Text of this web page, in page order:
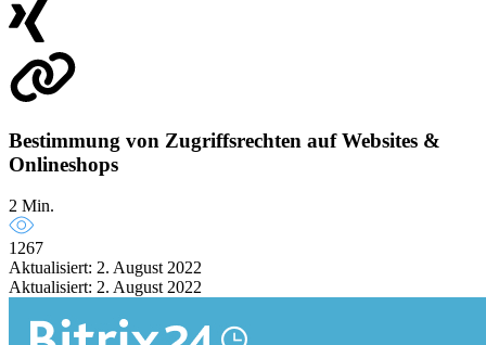
Bestimmung von Zugriffsrechten auf Websites &
Onlineshops
2 Min.
1267
Aktualisiert: 2. August 2022
Aktualisiert: 2. August 2022